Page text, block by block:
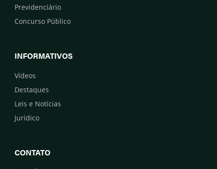
Previdenciário
Concurso Público
INFORMATIVOS
Vídeos
Destaques
Leis e Notícias
Jurídico
CONTATO